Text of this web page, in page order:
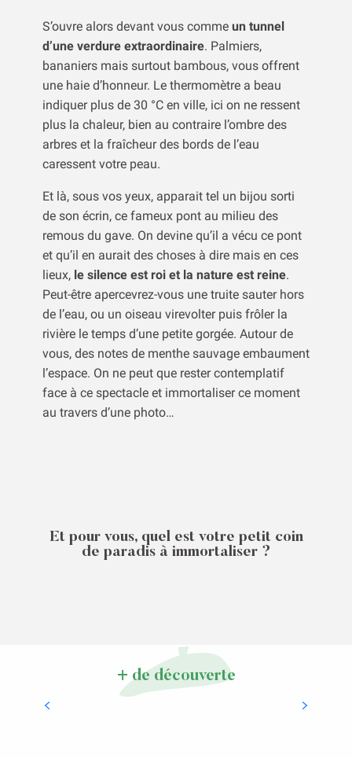
S’ouvre alors devant vous comme un tunnel
d’une verdure extraordinaire. Palmiers,
bananiers mais surtout bambous, vous offrent
une haie d’honneur. Le thermomètre a beau
indiquer plus de 30 °C en ville, ici on ne ressent
plus la chaleur, bien au contraire l’ombre des
arbres et la fraîcheur des bords de l’eau
caressent votre peau.
Et là, sous vos yeux, apparait tel un bijou sorti
de son écrin, ce fameux pont au milieu des
remous du gave. On devine qu’il a vécu ce pont
et qu’il en aurait des choses à dire mais en ces
lieux, le silence est roi et la nature est reine.
Peut-être apercevrez-vous une truite sauter hors
de l’eau, ou un oiseau virevolter puis frôler la
rivière le temps d’une petite gorgée. Autour de
vous, des notes de menthe sauvage embaument
l’espace. On ne peut que rester contemplatif
face à ce spectacle et immortaliser ce moment
au travers d’une photo…
Et pour vous, quel est votre petit coin
de paradis à immortaliser ?
+ de découverte
Faire les marchés